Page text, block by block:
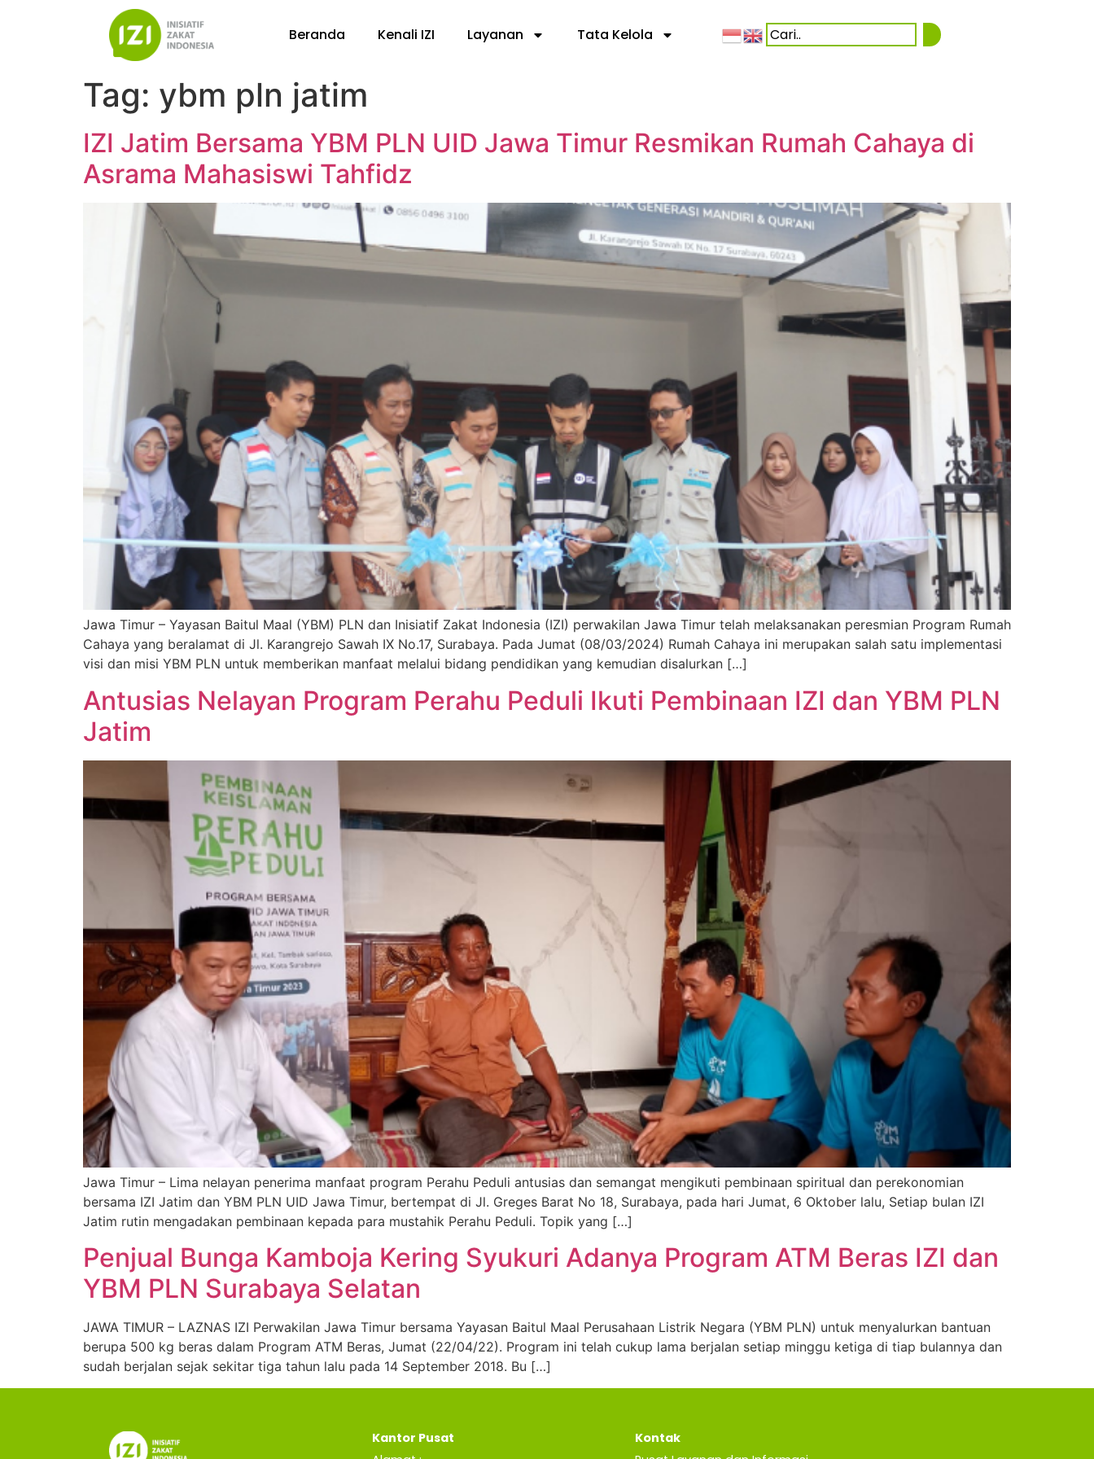
Beranda Kenali IZI Layanan Tata Kelola
Tag: ybm pln jatim
IZI Jatim Bersama YBM PLN UID Jawa Timur Resmikan Rumah Cahaya di
Asrama Mahasiswi Tahfidz
Jawa Timur – Yayasan Baitul Maal (YBM) PLN dan Inisiatif Zakat Indonesia (IZI) perwakilan Jawa Timur telah melaksanakan peresmian Program Rumah
Cahaya yang beralamat di Jl. Karangrejo Sawah IX No.17, Surabaya. Pada Jumat (08/03/2024) Rumah Cahaya ini merupakan salah satu implementasi
visi dan misi YBM PLN untuk memberikan manfaat melalui bidang pendidikan yang kemudian disalurkan […]
Antusias Nelayan Program Perahu Peduli Ikuti Pembinaan IZI dan YBM PLN
Jatim
Jawa Timur – Lima nelayan penerima manfaat program Perahu Peduli antusias dan semangat mengikuti pembinaan spiritual dan perekonomian
bersama IZI Jatim dan YBM PLN UID Jawa Timur, bertempat di Jl. Greges Barat No 18, Surabaya, pada hari Jumat, 6 Oktober lalu, Setiap bulan IZI
Jatim rutin mengadakan pembinaan kepada para mustahik Perahu Peduli. Topik yang […]
Penjual Bunga Kamboja Kering Syukuri Adanya Program ATM Beras IZI dan
YBM PLN Surabaya Selatan
JAWA TIMUR – LAZNAS IZI Perwakilan Jawa Timur bersama Yayasan Baitul Maal Perusahaan Listrik Negara (YBM PLN) untuk menyalurkan bantuan
berupa 500 kg beras dalam Program ATM Beras, Jumat (22/04/22). Program ini telah cukup lama berjalan setiap minggu ketiga di tiap bulannya dan
sudah berjalan sejak sekitar tiga tahun lalu pada 14 September 2018. Bu […]
Kantor Pusat
Kontak